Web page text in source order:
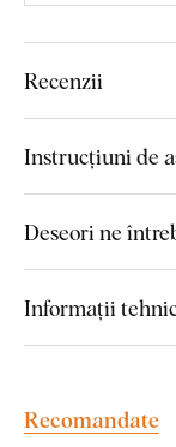
Echipat cu
Are un
atemporal
Montajul îl
Mecanismul are un
perete. Acele
Recenzii
Instrucțiuni de
Deseori ne
Informații
Recomandate